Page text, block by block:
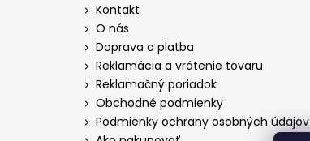
Kontakt
O nás
Doprava a platba
Reklamácia a vrátenie tovaru
Reklamačný poriadok
Obchodné podmienky
Podmienky ochrany osobných údajov